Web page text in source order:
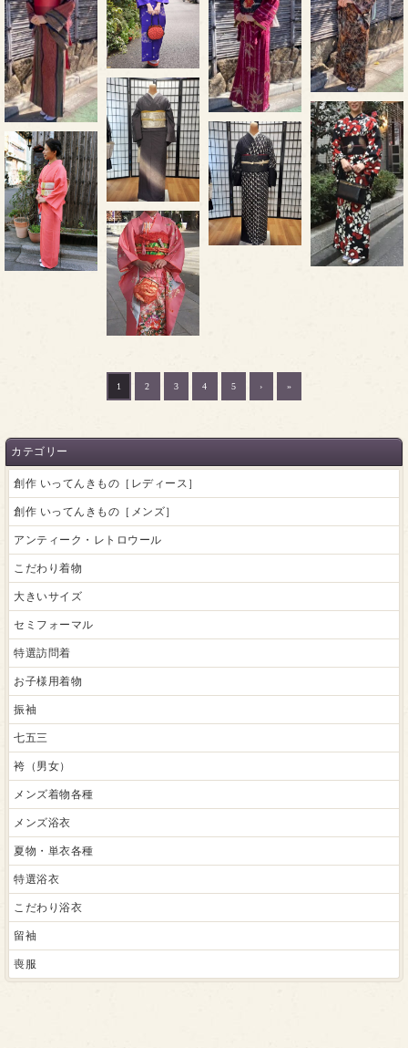
1 2 3 4 5 › »
カテゴリー
創作 いってんきもの［レディース］
創作 いってんきもの［メンズ］
アンティーク・レトロウール
こだわり着物
大きいサイズ
セミフォーマル
特選訪問着
お子様用着物
振袖
七五三
袴（男女）
メンズ着物各種
メンズ浴衣
夏物・単衣各種
特選浴衣
こだわり浴衣
留袖
喪服